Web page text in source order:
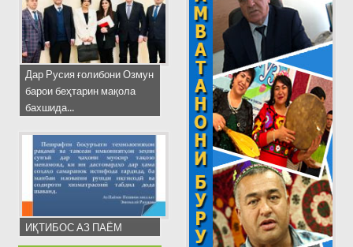
Дар Русия ғолибони Озмун
барои беҳтарин мақола
бахшида...
ИҚТИБОС АЗ ПАЁМ